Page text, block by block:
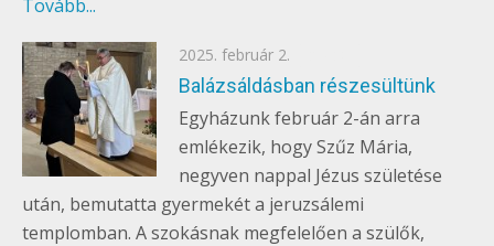
Tovább...
Posted
on
2025. február 2.
Balázsáldásban részesültünk
Egyházunk február 2-án arra
emlékezik, hogy Szűz Mária,
negyven nappal Jézus születése
után, bemutatta gyermekét a jeruzsálemi
templomban. A szokásnak megfelelően a szülők,